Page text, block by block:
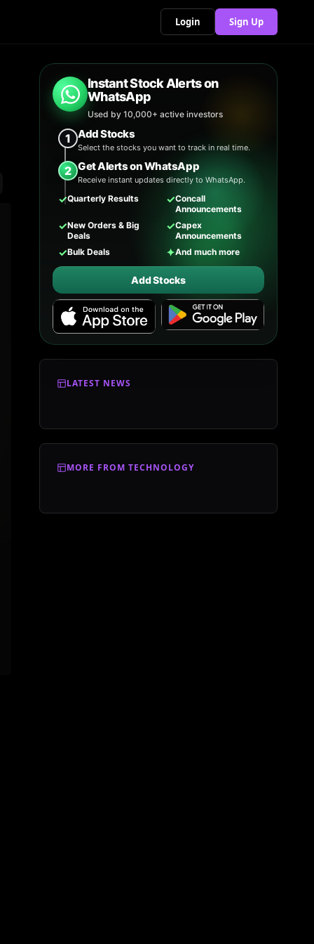
Login Sign Up
Instant Stock Alerts on
WhatsApp
Used by 10,000+ active investors
1 Add Stocks
Select the stocks you want to track in real time.
2 Get Alerts on WhatsApp
Receive instant updates directly to WhatsApp.
✓Quarterly Results ✓Concall
Announcements
✓New Orders & Big
Deals
✓Capex
Announcements
✓Bulk Deals ✦And much more
Add Stocks
LATEST NEWS
MORE FROM TECHNOLOGY